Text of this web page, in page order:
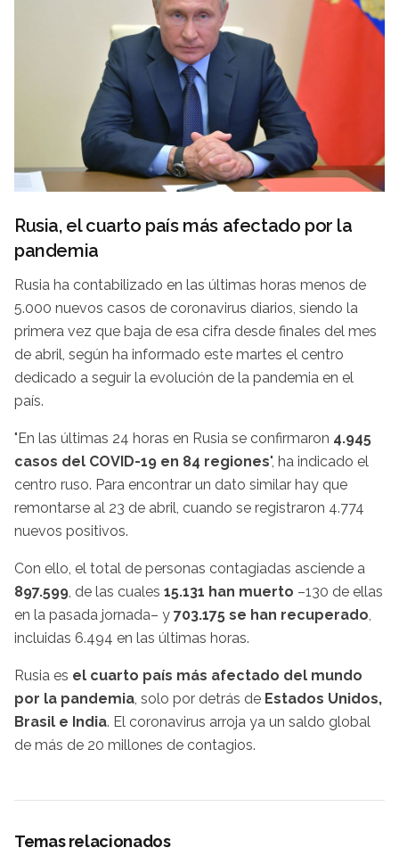
Rusia, el cuarto país más afectado por la
pandemia
Rusia ha contabilizado en las últimas horas menos de
5.000 nuevos casos de coronavirus diarios, siendo la
primera vez que baja de esa cifra desde finales del mes
de abril, según ha informado este martes el centro
dedicado a seguir la evolución de la pandemia en el
país.
"En las últimas 24 horas en Rusia se confirmaron 4.945
casos del COVID-19 en 84 regiones", ha indicado el
centro ruso. Para encontrar un dato similar hay que
remontarse al 23 de abril, cuando se registraron 4.774
nuevos positivos.
Con ello, el total de personas contagiadas asciende a
897.599, de las cuales 15.131 han muerto –130 de ellas
en la pasada jornada– y 703.175 se han recuperado,
incluidas 6.494 en las últimas horas.
Rusia es el cuarto país más afectado del mundo
por la pandemia, solo por detrás de Estados Unidos,
Brasil e India. El coronavirus arroja ya un saldo global
de más de 20 millones de contagios.
Temas relacionados